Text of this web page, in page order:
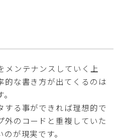
メンテナンスしていく上
的な書き方が出てくるのは
する事ができれば理想的で
外のコードと重複していた
が現実です。